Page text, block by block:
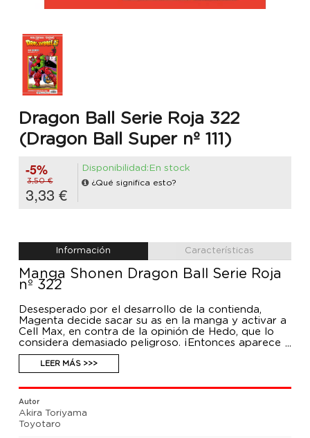
Dragon Ball Serie Roja 322
(Dragon Ball Super nº 111)
-5%
3,50 €
3,33 €
Disponibilidad:En stock
¿Qué significa esto?
Información Características
Manga Shonen Dragon Ball Serie Roja
nº 322
Desesperado por el desarrollo de la contienda,
Magenta decide sacar su as en la manga y activar a
Cell Max, en contra de la opinión de Hedo, que lo
considera demasiado peligroso. ¡Entonces aparece
un gigantesco Cell contra el que incluso los
androides Gamma, ya convencidos de que estaban
en el bando de los malos, se disponen a luchar!
LEER MÁS >>>
Autor
Akira Toriyama
Toyotaro